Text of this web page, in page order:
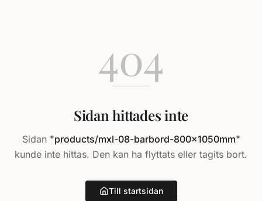
404
Sidan hittades inte
Sidan "products/mxl-08-barbord-800x1050mm"
kunde inte hittas. Den kan ha flyttats eller tagits bort.
Till startsidan